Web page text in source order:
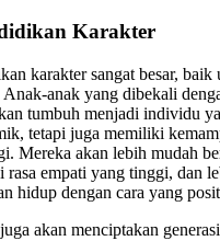
Karakter
karakter sangat besar,
Anak-anak yang dibekali
tumbuh menjadi individu
tetapi juga memiliki
Mereka akan lebih mudah
rasa empati yang tinggi, dan
hidup dengan cara yang
akan menciptakan